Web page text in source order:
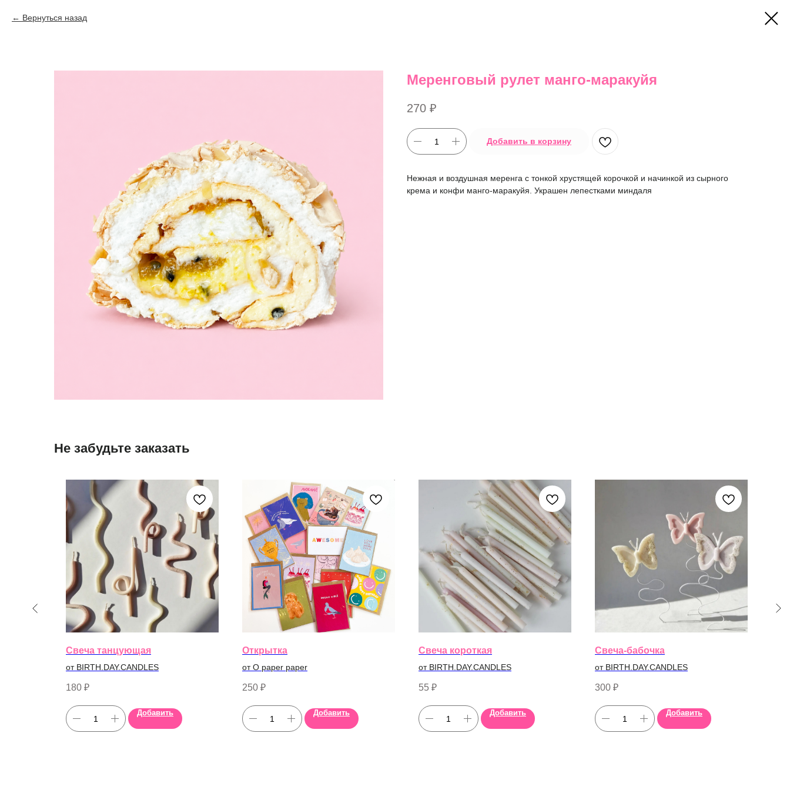
Вернуться назад
Меренговый рулет манго-маракуйя
270 ₽
Добавить в корзину
Нежная и воздушная меренга с тонкой хрустящей корочкой и начинкой из сырного
крема и конфи манго-маракуйя. Украшен лепестками миндаля
Не забудьте заказать
Свеча танцующая
от BIRTH.DAY.CANDLES
180 ₽
Добавить
Открытка
от O paper paper
250 ₽
Добавить
Свеча короткая
от BIRTH.DAY.CANDLES
55 ₽
Добавить
Свеча-бабочка
от BIRTH.DAY.CANDLES
300 ₽
Добавить